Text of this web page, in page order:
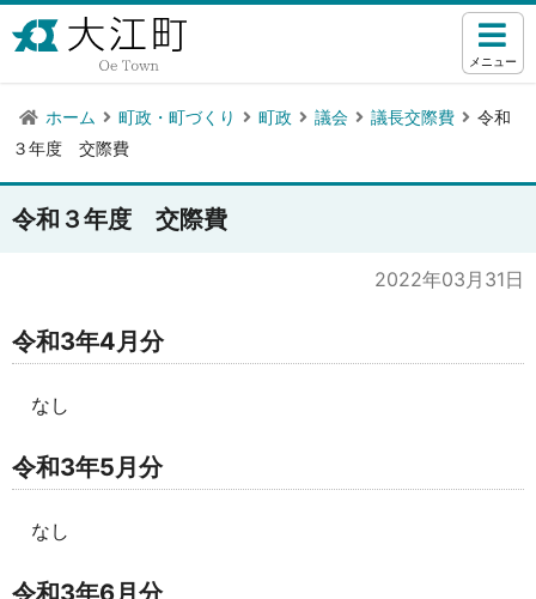
メニュー
ホーム 町政・町づくり 町政 議会 議長交際費
令和
３年度 交際費
令和３年度 交際費
2022年03月31日
令和3年4月分
なし
令和3年5月分
なし
令和3年6月分